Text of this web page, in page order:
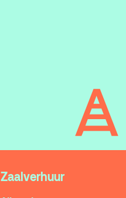
Zaalverhuur